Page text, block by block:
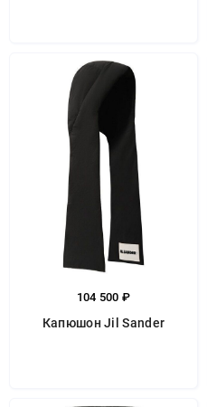
104 500 ₽
Капюшон Jil Sander